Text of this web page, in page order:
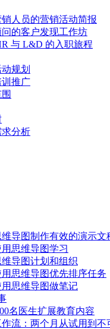
人员的营销活动简报
的客户发现工作坊
与 L&D 的入职旅程
规划
训推广
分析
导图制作有效的演示文
思维导图学习
导图计划和组织
思维导图优先排序任务
思维导图做笔记
名医生扩展教育内容
作流：两个月从试用到不